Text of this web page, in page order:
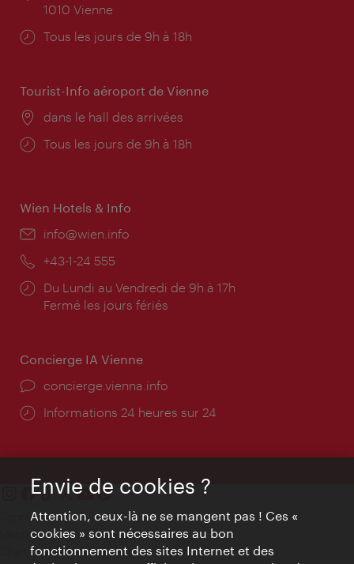
1010 Vienne
Horaires
Tous les jours de 9h à 18h
Tourist-Info aéroport de Vienne
Lieu:
dans le hall des arrivées
Horaires
Tous les jours de 9h à 18h
Wien Hotels & Info
E-
info@wien.info
Téléphone:
+43-1-24 555
Horaires
d'ouverture:
Du Lundi au Vendredi de 9h à 17h
Fermé les jours fériés
Concierge IA Vienne
Ort:
concierge.vienna.info
Öffnungszeiten:
Informations 24 heures sur 24
Contact
Mentions obligatoires
Charte sur le respect de la vie privée
Envie de cookies ?
Attention, ceux-là ne se mangent pas ! Ces «
cookies » sont nécessaires au bon
fonctionnement des sites Internet et des